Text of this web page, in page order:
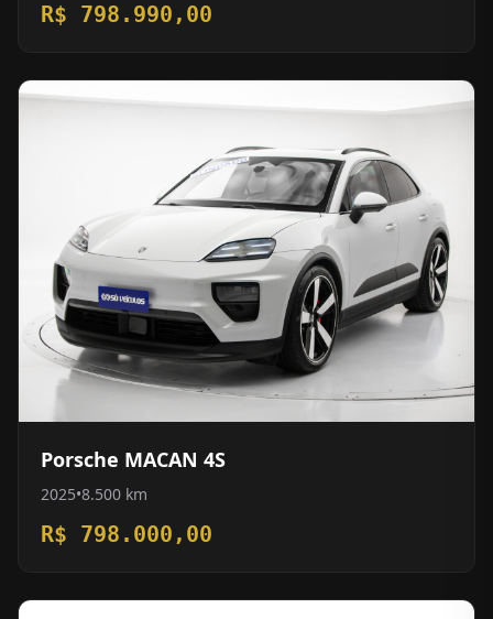
R$ 798.990,00
Porsche MACAN 4S
2025•8.500 km
R$ 798.000,00